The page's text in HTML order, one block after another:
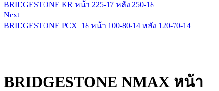
BRIDGESTONE KR หน้า 225-17 หลัง 250-18
Next
BRIDGESTONE PCX_18 หน้า 100-80-14 หลัง 120-70-14
BRIDGESTONE NMAX หน้า